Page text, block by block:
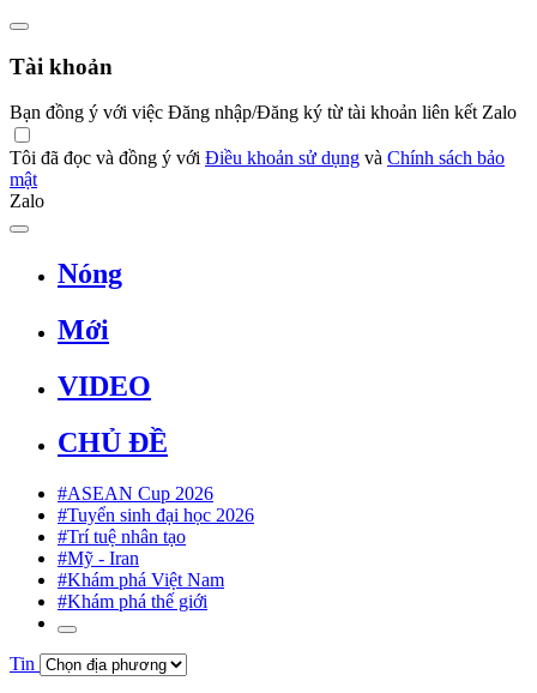
Tài khoản
Bạn đồng ý với việc Đăng nhập/Đăng ký từ tài khoản liên kết Zalo
Tôi đã đọc và đồng ý với Điều khoản sử dụng và Chính sách bảo
mật
Zalo
Nóng
Mới
VIDEO
CHỦ ĐỀ
#ASEAN Cup 2026
#Tuyển sinh đại học 2026
#Trí tuệ nhân tạo
#Mỹ - Iran
#Khám phá Việt Nam
#Khám phá thế giới
Tin